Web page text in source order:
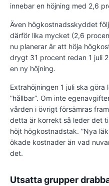
innebar en höjning med 2,6
Även högkostnadsskyddet
därför lika mycket (2,6
nu planerar är att höja
drygt 31 procent redan 1 juli
en ny höjning.
Extrahöjningen 1 juli ska göra
”hållbar”. Om inte
vården i övrigt försämras
detta är korrekt så leder det
höjt högkostnadstak. ”Nya
ökade kostnader än vad
det.
Utsatta grupper